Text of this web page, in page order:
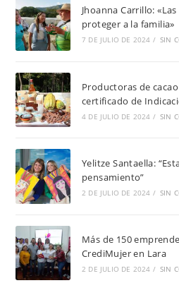
Jhoanna Carrillo:
proteger a la familia»
7 DE JULIO DE 2024 / SIN
Productoras de
certificado de
4 DE JULIO DE 2024 / SIN
Yelitze Santaella:
pensamiento”
2 DE JULIO DE 2024 / SIN
Más de 150
CrediMujer en Lara
2 DE JULIO DE 2024 / SIN